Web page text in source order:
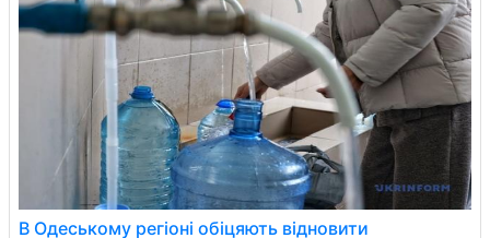
В Одеському регіоні обіцяють відновити